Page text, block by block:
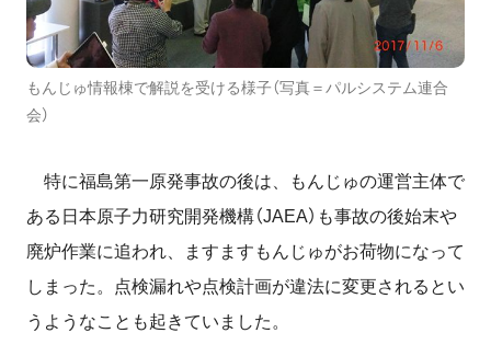
もんじゅ情報棟で解説を受ける様子（写真＝パルシステム連合
会）
特に福島第一原発事故の後は、もんじゅの運営主体で
ある日本原子力研究開発機構（JAEA）も事故の後始末や
廃炉作業に追われ、ますますもんじゅがお荷物になって
しまった。点検漏れや点検計画が違法に変更されるとい
うようなことも起きていました。